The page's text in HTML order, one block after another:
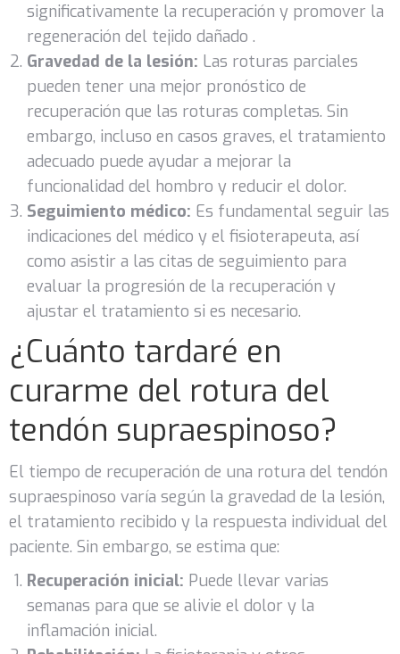
significativamente la recuperación y promover la
regeneración del tejido dañado .
Gravedad de la lesión: Las roturas parciales
pueden tener una mejor pronóstico de
recuperación que las roturas completas. Sin
embargo, incluso en casos graves, el tratamiento
adecuado puede ayudar a mejorar la
funcionalidad del hombro y reducir el dolor.
Seguimiento médico: Es fundamental seguir las
indicaciones del médico y el fisioterapeuta, así
como asistir a las citas de seguimiento para
evaluar la progresión de la recuperación y
ajustar el tratamiento si es necesario.
¿Cuánto tardaré en
curarme del rotura del
tendón supraespinoso?
El tiempo de recuperación de una rotura del tendón
supraespinoso varía según la gravedad de la lesión,
el tratamiento recibido y la respuesta individual del
paciente. Sin embargo, se estima que:
Recuperación inicial: Puede llevar varias
semanas para que se alivie el dolor y la
inflamación inicial.